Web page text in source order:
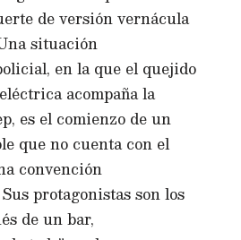
de versión vernácula
situación
en la que el quejido
acompaña la
es el comienzo de un
que no cuenta con el
convención
protagonistas son los
de un bar,